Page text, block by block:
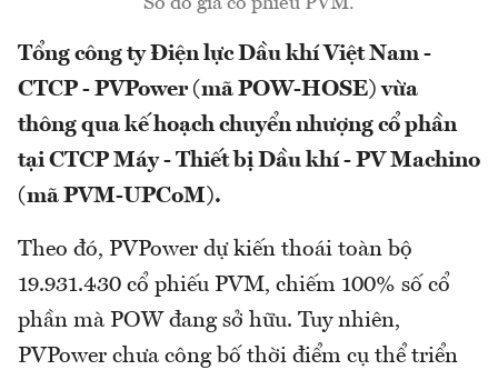
Tổng công ty Điện lực Dầu khí Việt Nam -
CTCP - PVPower (mã POW-HOSE) vừa
thông qua kế hoạch chuyển nhượng cổ phần
tại CTCP Máy - Thiết bị Dầu khí - PV Machino
(mã PVM-UPCoM).
Theo đó, PVPower dự kiến thoái toàn bộ
19.931.430 cổ phiếu PVM, chiếm 100% số cổ
phần mà POW đang sở hữu. Tuy nhiên,
PVPower chưa công bố thời điểm cụ thể triển